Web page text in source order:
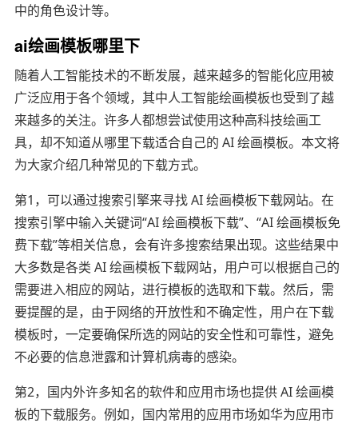
中的角色设计等。
ai绘画模板哪里下
随着人工智能技术的不断发展，越来越多的智能化应用被
广泛应用于各个领域，其中人工智能绘画模板也受到了越
来越多的关注。许多人都想尝试使用这种高科技绘画工
具，却不知道从哪里下载适合自己的 AI 绘画模板。本文将
为大家介绍几种常见的下载方式。
第1，可以通过搜索引擎来寻找 AI 绘画模板下载网站。在
搜索引擎中输入关键词“AI 绘画模板下载”、“AI 绘画模板免
费下载”等相关信息，会有许多搜索结果出现。这些结果中
大多数是各类 AI 绘画模板下载网站，用户可以根据自己的
需要进入相应的网站，进行模板的选取和下载。然后，需
要提醒的是，由于网络的开放性和不确定性，用户在下载
模板时，一定要确保所选的网站的安全性和可靠性，避免
不必要的信息泄露和计算机病毒的感染。
第2，国内外许多知名的软件和应用市场也提供 AI 绘画模
板的下载服务。例如，国内常用的应用市场如华为应用市